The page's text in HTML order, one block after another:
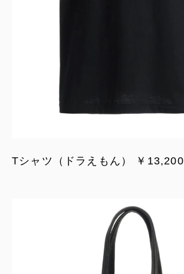
Tシャツ（ドラえもん） ￥13,200